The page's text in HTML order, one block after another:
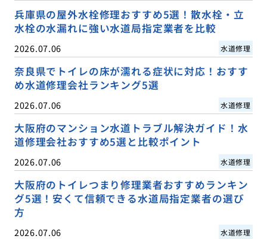
兵庫県の屋外水栓修理おすすめ5選！散水栓・立
水栓の水漏れに強い水道局指定業者を比較
2026.07.06 水道修理
奈良県でトイレの床が濡れる症状に対応！おすす
め水道修理会社ランキング5選
2026.07.06 水道修理
大阪府のマンション水道トラブル解決ガイド！水
道修理会社おすすめ5選と比較ポイント
2026.07.06 水道修理
大阪府のトイレつまり修理業者おすすめランキン
グ5選！安くて信頼できる水道局指定業者の選び
方
2026.07.06 水道修理